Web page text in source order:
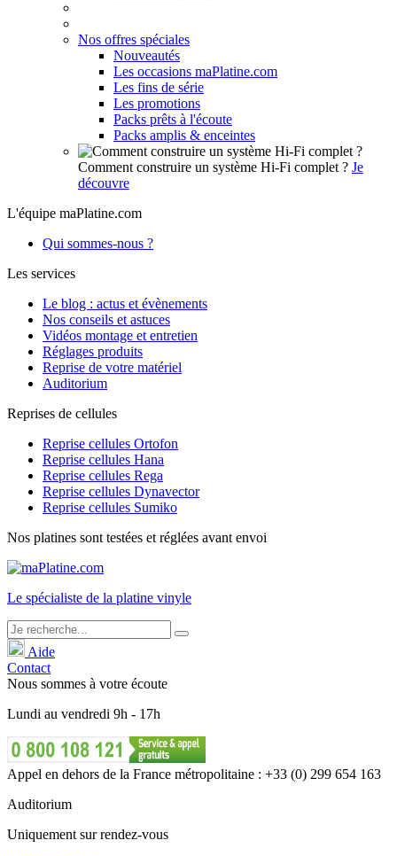
Nos offres spéciales
Nouveautés
Les occasions maPlatine.com
Les fins de série
Les promotions
Packs prêts à l'écoute
Packs amplis & enceintes
Comment construire un système Hi-Fi complet ? Je
découvre
L'équipe maPlatine.com
Qui sommes-nous ?
Les services
Le blog : actus et évènements
Nos conseils et astuces
Vidéos montage et entretien
Réglages produits
Reprise de votre matériel
Auditorium
Reprises de cellules
Reprise cellules Ortofon
Reprise cellules Hana
Reprise cellules Rega
Reprise cellules Dynavector
Reprise cellules Sumiko
Nos platines sont testées et réglées avant envoi
Le spécialiste de la platine vinyle
Aide
Contact
Nous sommes à votre écoute
Lundi au vendredi 9h - 17h
Appel en dehors de la France métropolitaine : +33 (0) 299 654 163
Auditorium
Uniquement sur rendez-vous